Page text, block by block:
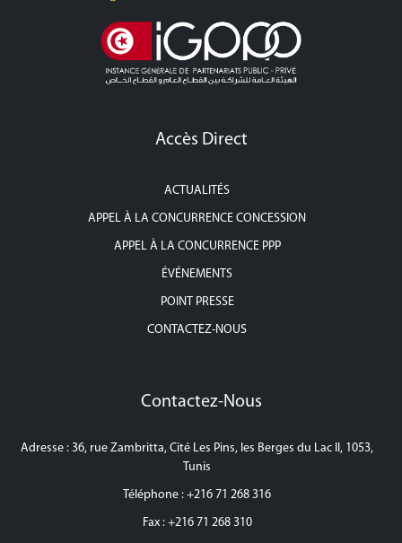
Accès Direct
ACTUALITÉS
APPEL À LA CONCURRENCE CONCESSION
APPEL À LA CONCURRENCE PPP
ÉVÉNEMENTS
POINT PRESSE
CONTACTEZ-NOUS
Contactez-Nous
Adresse : 36, rue Zambritta, Cité Les Pins, les Berges du Lac II, 1053,
Tunis
Téléphone : +216 71 268 316
Fax : +216 71 268 310